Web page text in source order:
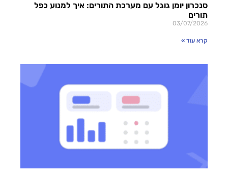
סנכרון יומן גוגל עם מערכת התורים: איך למנוע כפל
תורים
03/07/2026
קרא עוד »